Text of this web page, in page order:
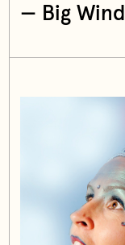
— Big Wind